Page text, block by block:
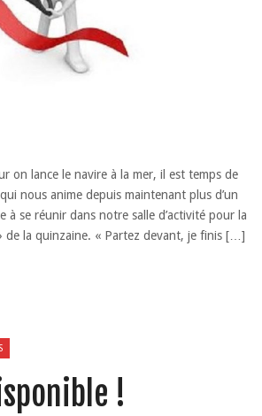
on lance le navire à la mer, il est temps de
nous anime depuis maintenant plus d’un
à se réunir dans notre salle d’activité pour la
de la quinzaine. « Partez devant, je finis […]
!